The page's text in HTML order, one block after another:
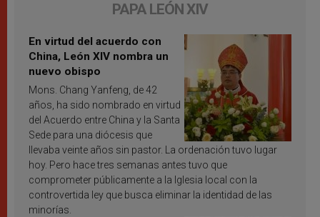
PAPA LEÓN XIV
En virtud del acuerdo con
China, León XIV nombra un
nuevo obispo
Mons. Chang Yanfeng, de 42
años, ha sido nombrado en virtud
del Acuerdo entre China y la Santa
Sede para una diócesis que
llevaba veinte años sin pastor. La ordenación tuvo lugar
hoy. Pero hace tres semanas antes tuvo que
comprometer públicamente a la Iglesia local con la
controvertida ley que busca eliminar la identidad de las
minorías.